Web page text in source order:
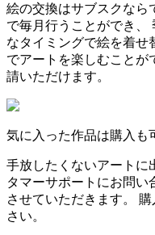
絵の交換はサブスクなら
で毎月行うことができ、
なタイミングで絵を着せ
でアートを楽しむことが
請いただけます。
気に入った作品は購入も
手放したくないアートに
タマーサポートにお問い
させていただきます。
さい。